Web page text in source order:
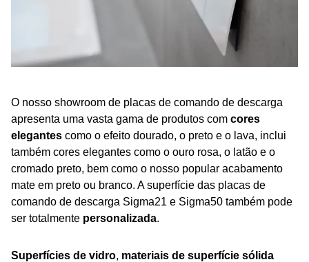
O nosso showroom de placas de comando de descarga
apresenta uma vasta gama de produtos com cores
elegantes como o efeito dourado, o preto e o lava, inclui
também cores elegantes como o ouro rosa, o latão e o
cromado preto, bem como o nosso popular acabamento
mate em preto ou branco. A superfície das placas de
comando de descarga Sigma21 e Sigma50 também pode
ser totalmente personalizada.
Superfícies de vidro, materiais de superfície sólida